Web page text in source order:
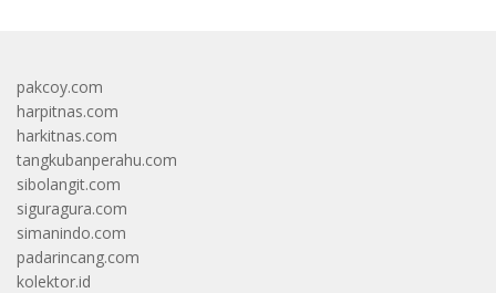
pakcoy.com
harpitnas.com
harkitnas.com
tangkubanperahu.com
sibolangit.com
siguragura.com
simanindo.com
padarincang.com
kolektor.id